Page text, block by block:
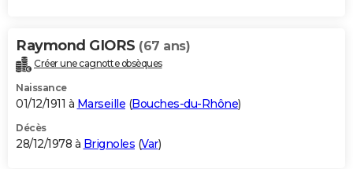
Raymond GIORS (67 ans)
Créer une cagnotte obsèques
Naissance
01/12/1911 à Marseille (Bouches-du-Rhône)
Décès
28/12/1978 à Brignoles (Var)